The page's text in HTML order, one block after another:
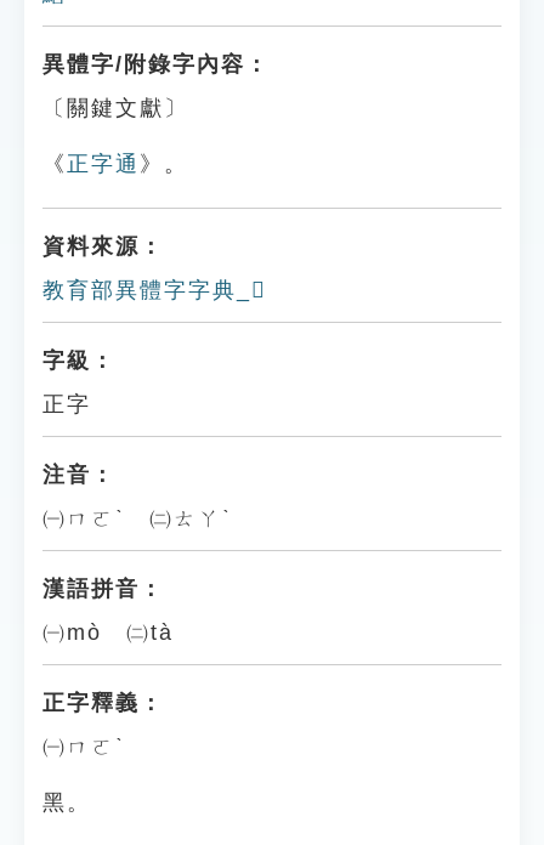
異體字/附錄字內容：
〔關鍵文獻〕
《 正字通 》。
資料來源：
教育部異體字字典_𪒂
字級：
正字
注音：
㈠ㄇㄛˋ ㈡ㄊㄚˋ
漢語拼音：
㈠mò ㈡tà
正字釋義：
㈠ㄇㄛˋ
黑。